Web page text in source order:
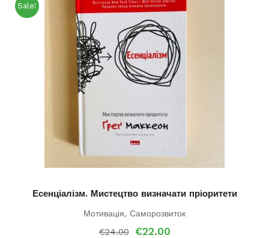
Sale!
Есенціалізм. Мистецтво визначати пріоритети
Мотивація, Саморозвиток
€24.00 Оригінальна
€22.00Поточна